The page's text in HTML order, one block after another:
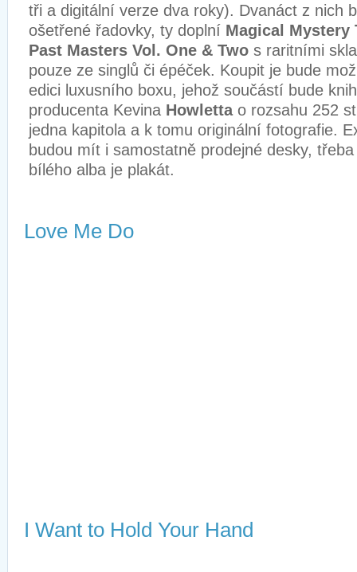
tři a digitální verze dva roky). Dvanáct z nich
ošetřené řadovky, ty doplní Magical Mystery
Past Masters Vol. One & Two s raritními
pouze ze singlů či épéček. Koupit je bude
edici luxusního boxu, jehož součástí bude
producenta Kevina Howletta o rozsahu 252
jedna kapitola a k tomu originální fotografie.
budou mít i samostatně prodejné desky,
bílého alba je plakát.
Love Me Do
I Want to Hold Your Hand